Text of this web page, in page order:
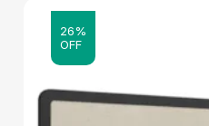
26%
OFF